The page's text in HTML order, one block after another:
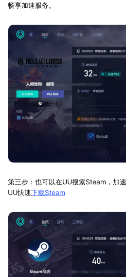
畅享加速服务。
第三步：也可以在UU搜索Steam，加
UU快速下载Steam